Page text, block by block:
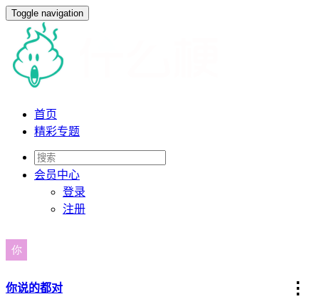
Toggle navigation
首页
精彩专题
会员中心
登录
注册
你说的都对 ⋮